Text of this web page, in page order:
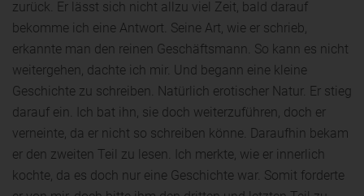
zurück. Er lässt sich nicht allzu viel Zeit, bald darauf
bekomme ich eine Antwort. Seine Art, wie er schrieb,
erkannte man den reinen Geschäftsmann. So kann es nicht
weitergehen, dachte ich mir. Und begann eine kleine
Geschichte zu schreiben. Natürlich erotischer Natur. Er stieg
darauf ein. Ich bat ihn, sie doch weiterzuführen, doch er
verneinte, da er nicht so schreiben könne. Daraufhin bekam
er den zweiten Teil zu lesen. Ich merkte, wie er innerlich
kochte, da es doch nur eine Geschichte war. Somit forderte